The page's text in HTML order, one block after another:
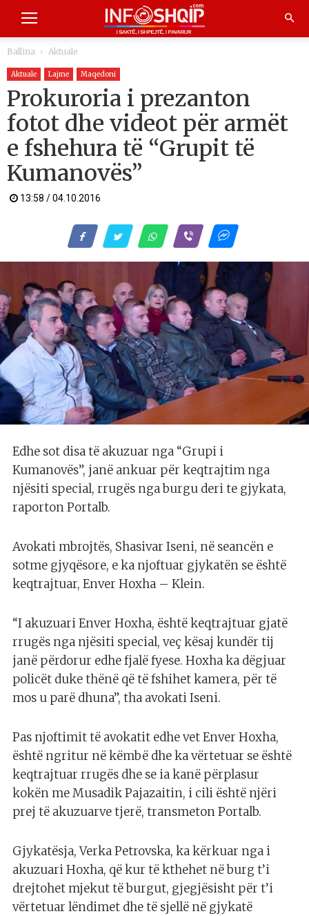
Ballina Aktuale
Aktuale Lajme Maqedoni
Prokuroria i prezanton
fotot dhe videot për armët
e fshehura të “Grupit të
Kumanovës”
13:58 / 04.10.2016
Edhe sot disa të akuzuar nga “Grupi i
Kumanovës”, janë ankuar për keqtrajtim nga
njësiti special, rrugës nga burgu deri te gjykata,
raporton Portalb.
Avokati mbrojtës, Shasivar Iseni, në seancën e
sotme gjyqësore, e ka njoftuar gjykatën se është
keqtrajtuar, Enver Hoxha – Klein.
“I akuzuari Enver Hoxha, është keqtrajtuar gjatë
rrugës nga njësiti special, veç kësaj kundër tij
janë përdorur edhe fjalë fyese. Hoxha ka dëgjuar
policët duke thënë që të fshihet kamera, për të
mos u parë dhuna”, tha avokati Iseni.
Pas njoftimit të avokatit edhe vet Enver Hoxha,
është ngritur në këmbë dhe ka vërtetuar se është
keqtrajtuar rrugës dhe se ia kanë përplasur
kokën me Musadik Pajazaitin, i cili është njëri
prej të akuzuarve tjerë, transmeton Portalb.
Gjykatësja, Verka Petrovska, ka kërkuar nga i
akuzuari Hoxha, që kur të kthehet në burg t’i
drejtohet mjekut të burgut, gjegjësisht për t’i
vërtetuar lëndimet dhe të sjellë në gjykatë